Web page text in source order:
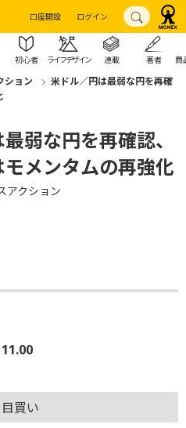
口座開設 ログイン
初心者 ライフデザイン 連載 著者 商
ション
米ドル／円は最弱な円を再確
弱な円を再確認、
メンタムの再強化
アクション
買い